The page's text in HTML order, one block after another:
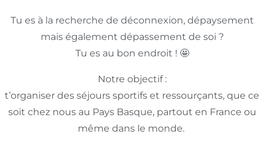
Tu es à la recherche de déconnexion, dépaysement
mais également dépassement de soi ?
Tu es au bon endroit ! 🤩
Notre objectif :
t’organiser des séjours sportifs et ressourçants, que ce
soit chez nous au Pays Basque, partout en France ou
même dans le monde.